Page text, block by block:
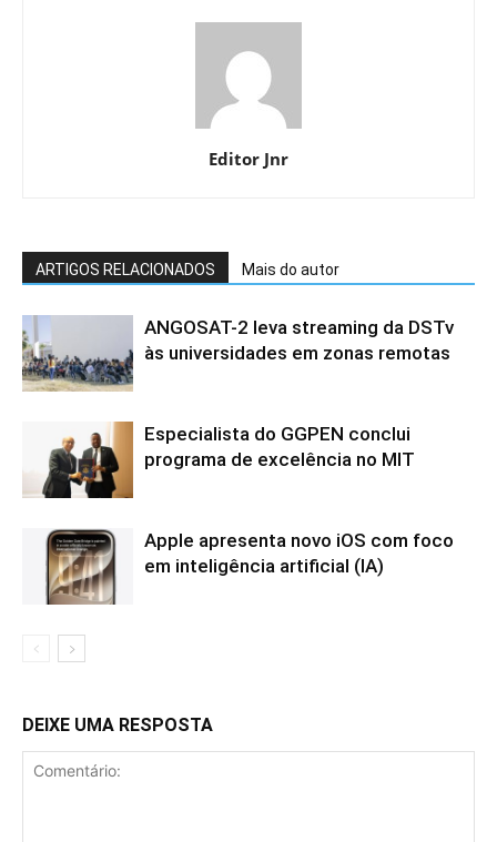
Editor Jnr
ARTIGOS RELACIONADOS Mais do autor
ANGOSAT-2 leva streaming da DSTv
às universidades em zonas remotas
Especialista do GGPEN conclui
programa de excelência no MIT
Apple apresenta novo iOS com foco
em inteligência artificial (IA)
DEIXE UMA RESPOSTA